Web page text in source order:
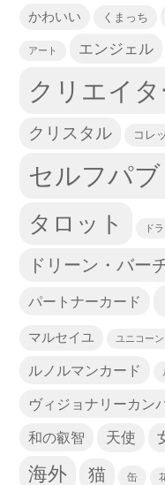
かわいい くまっち
アート エンジェル
クリエイ
クリスタル コレ
セルフパ
タロット ド
ドリーン・バー
パートナーカード
マルセイユ ユニコーン
ルノルマンカード
ヴィジョナリーカン
和の叡智 天使
海外 猫 缶